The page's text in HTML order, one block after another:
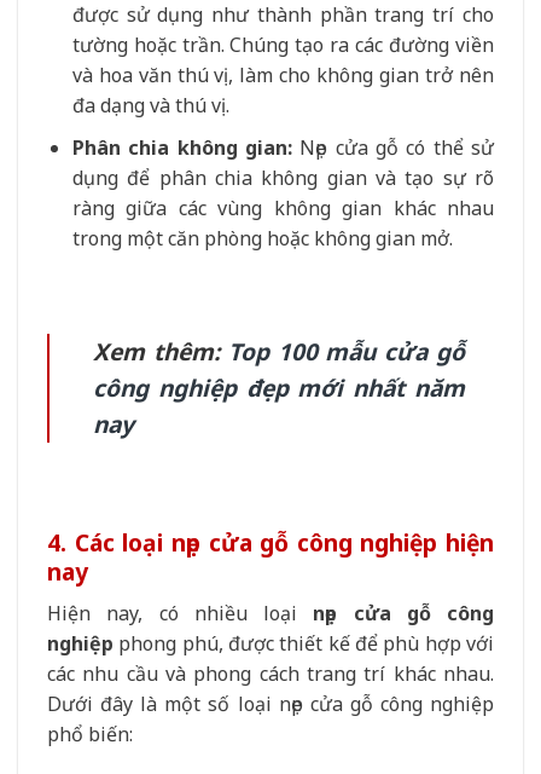
được sử dụng như thành phần trang trí cho
tường hoặc trần. Chúng tạo ra các đường viền
và hoa văn thú vị, làm cho không gian trở nên
đa dạng và thú vị.
Phân chia không gian:Nẹp cửa gỗ có thể sử
dụng để phân chia không gian và tạo sự rõ
ràng giữa các vùng không gian khác nhau
trong một căn phòng hoặc không gian mở.
Xem thêm: Top 100 mẫu cửa gỗ
công nghiệp đẹp mới nhất năm
nay
4. Các loại nẹp cửa gỗ công nghiệp hiện
nay
Hiện nay, có nhiều loại nẹp cửa gỗ công
nghiệp phong phú, được thiết kế để phù hợp với
các nhu cầu và phong cách trang trí khác nhau.
Dưới đây là một số loại nẹp cửa gỗ công nghiệp
phổ biến: